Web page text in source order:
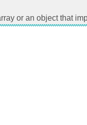
or an object that